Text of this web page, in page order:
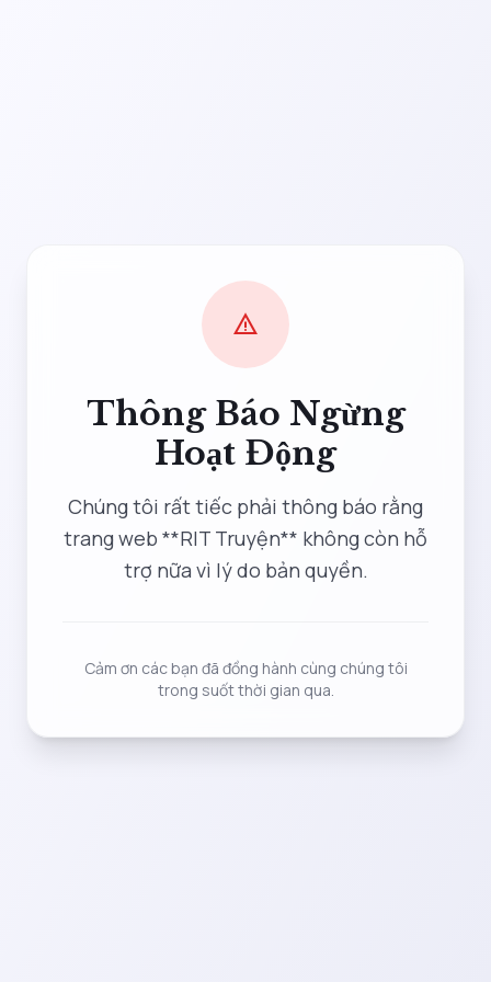
warning
Thông Báo Ngừng
Hoạt Động
Chúng tôi rất tiếc phải thông báo rằng
trang web **RIT Truyện** không còn hỗ
trợ nữa vì lý do bản quyền.
Cảm ơn các bạn đã đồng hành cùng chúng tôi
trong suốt thời gian qua.